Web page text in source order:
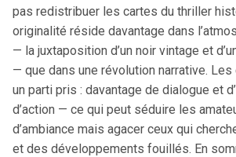
pas redistribuer les cartes du thriller
originalité réside davantage dans
— la juxtaposition d’un noir vintage et
— que dans une révolution narrative.
un parti pris : davantage de dialogue et
d’action — ce qui peut séduire les
d’ambiance mais agacer ceux qui
et des développements fouillés. En